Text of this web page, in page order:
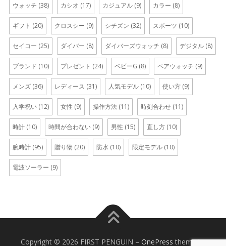
ウォッチ (38) カシオ (17) カジュアル (9) カラー (8)
ギフト (20) クロスシー (9) シチズン (32) スポーツ (10)
セイコー (25) ダイバー (8) ダイバーズウォッチ (8) デジタル (8)
ブランド (10) プレゼント (24) ベビーG (8) ペアウォッチ (9)
メンズ (36) レディース (31) 人気モデル (10) 使い方 (9)
入学祝い (12) 女性 (9) 操作方法 (11) 時刻合わせ (11)
時計 (10) 時間が合わない (9) 男性 (15) 直し方 (10)
腕時計 (95) 贈り物 (20) 防水 (10) 限定モデル (10)
電波ソーラー (9)
Copyright © 2026 FIRST PENGUIN – OnePress theme by